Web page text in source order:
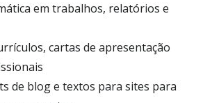
em trabalhos, relatórios e
cartas de apresentação
de blog e textos para sites para